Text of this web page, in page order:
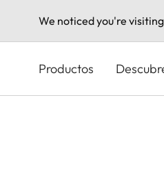
We noticed you're
principal
Productos